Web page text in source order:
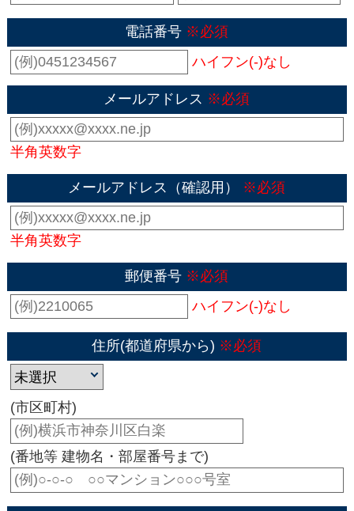
電話番号 ※必須
ハイフン(-)なし
メールアドレス ※必須
半角英数字
メールアドレス（確認用） ※必須
半角英数字
郵便番号 ※必須
ハイフン(-)なし
住所(都道府県から) ※必須
(市区町村)
(番地等 建物名・部屋番号まで)